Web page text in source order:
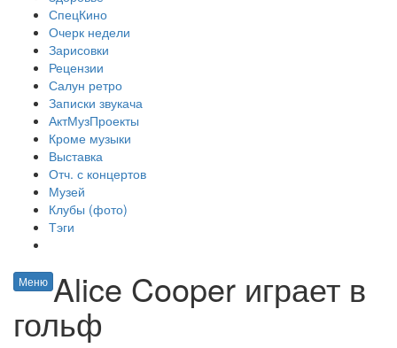
СпецКино
Очерк недели
Зарисовки
Рецензии
Салун ретро
Записки звукача
АктМузПроекты
Кроме музыки
Выставка
Отч. с концертов
Музей
Клубы (фото)
Тэги
Меню Alice Cooper играет в
гольф